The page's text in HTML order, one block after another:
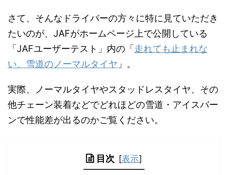
さて、そんなドライバーの方々に特に見ていただき
たいのが、JAFがホームページ上で公開している
「JAFユーザーテスト」内の「 走れても止まれな
い、雪道のノーマルタイヤ 」。
実際、ノーマルタイヤやスタッドレスタイヤ、その
他チェーン装着などでどれほどの雪道・アイスバー
ンで性能差が出るのかご覧ください。
目次 [表示]